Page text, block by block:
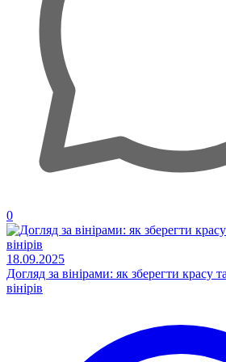
0
18.09.2025
Догляд за вінірами: як зберегти красу
вінірів